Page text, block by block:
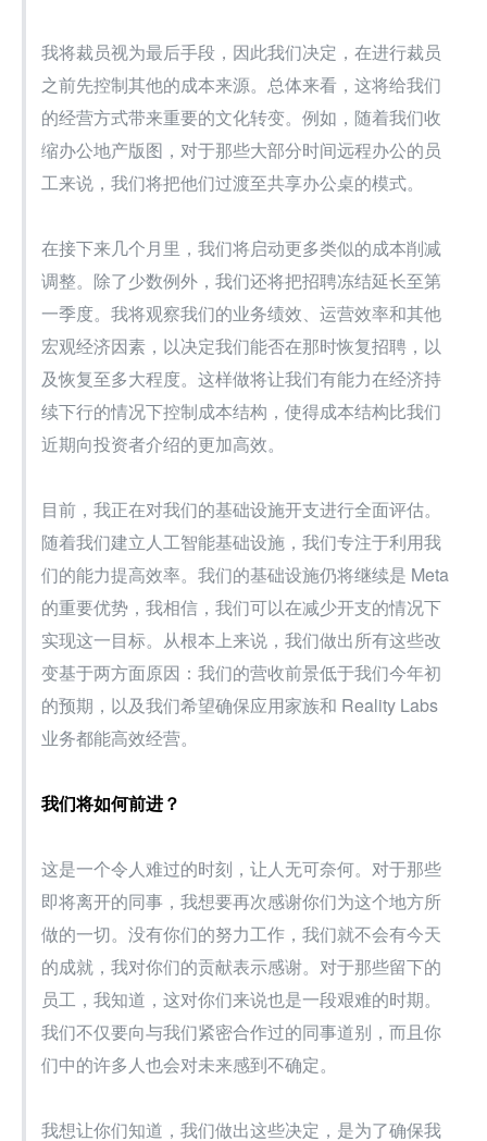
我将裁员视为最后手段，因此我们决定，在进行裁员
之前先控制其他的成本来源。总体来看，这将给我们
的经营方式带来重要的文化转变。例如，随着我们收
缩办公地产版图，对于那些大部分时间远程办公的员
工来说，我们将把他们过渡至共享办公桌的模式。
在接下来几个月里，我们将启动更多类似的成本削减
调整。除了少数例外，我们还将把招聘冻结延长至第
一季度。我将观察我们的业务绩效、运营效率和其他
宏观经济因素，以决定我们能否在那时恢复招聘，以
及恢复至多大程度。这样做将让我们有能力在经济持
续下行的情况下控制成本结构，使得成本结构比我们
近期向投资者介绍的更加高效。
目前，我正在对我们的基础设施开支进行全面评估。
随着我们建立人工智能基础设施，我们专注于利用我
们的能力提高效率。我们的基础设施仍将继续是 Meta
的重要优势，我相信，我们可以在减少开支的情况下
实现这一目标。从根本上来说，我们做出所有这些改
变基于两方面原因：我们的营收前景低于我们今年初
的预期，以及我们希望确保应用家族和 Reality Labs
业务都能高效经营。
我们将如何前进？
这是一个令人难过的时刻，让人无可奈何。对于那些
即将离开的同事，我想要再次感谢你们为这个地方所
做的一切。没有你们的努力工作，我们就不会有今天
的成就，我对你们的贡献表示感谢。对于那些留下的
员工，我知道，这对你们来说也是一段艰难的时期。
我们不仅要向与我们紧密合作过的同事道别，而且你
们中的许多人也会对未来感到不确定。
我想让你们知道，我们做出这些决定，是为了确保我